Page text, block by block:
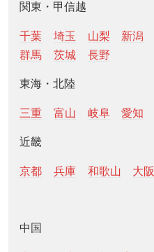
関東・甲信越
千葉 埼玉 山梨 新潟
群馬
茨城 長野
東海・北陸
三重 富山 岐阜 愛知
近畿
京都 兵庫 和歌山 大阪
中国